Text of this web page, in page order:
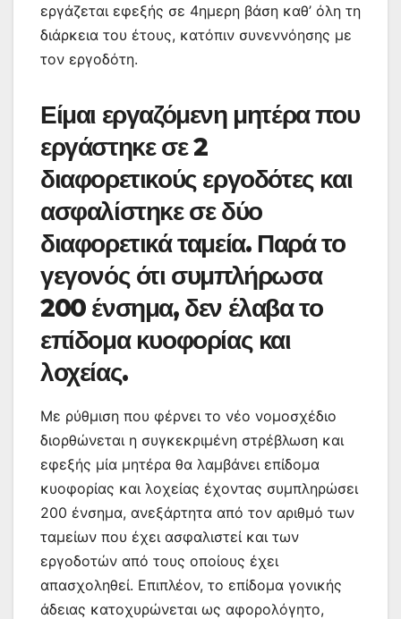
εργάζεται εφεξής σε 4ημερη βάση καθ’ όλη τη
διάρκεια του έτους, κατόπιν συνεννόησης με
τον εργοδότη.
Είμαι εργαζόμενη μητέρα που
εργάστηκε σε 2
διαφορετικούς εργοδότες και
ασφαλίστηκε σε δύο
διαφορετικά ταμεία. Παρά το
γεγονός ότι συμπλήρωσα
200 ένσημα, δεν έλαβα το
επίδομα κυοφορίας και
λοχείας.
Με ρύθμιση που φέρνει το νέο νομοσχέδιο
διορθώνεται η συγκεκριμένη στρέβλωση και
εφεξής μία μητέρα θα λαμβάνει επίδομα
κυοφορίας και λοχείας έχοντας συμπληρώσει
200 ένσημα, ανεξάρτητα από τον αριθμό των
ταμείων που έχει ασφαλιστεί και των
εργοδοτών από τους οποίους έχει
απασχοληθεί. Επιπλέον, το επίδομα γονικής
άδειας κατοχυρώνεται ως αφορολόγητο,